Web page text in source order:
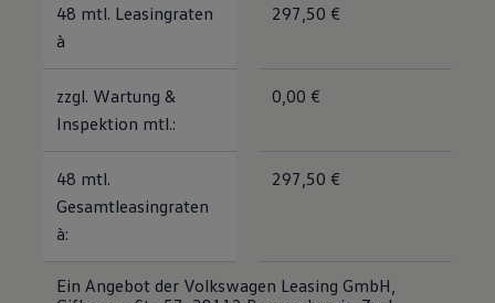
Magazin
Elektromobilität
Volkswagen R
Volkswagen Kundenbetreuung
48 mtl. Leasingraten
à
297,50 €
zzgl. Wartung &
Inspektion mtl.:
0,00 €
48 mtl.
Gesamtleasingraten
à:
297,50 €
Ein Angebot der Volkswagen Leasing GmbH,